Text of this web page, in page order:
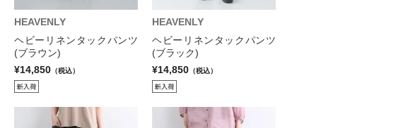
HEAVENLY
ヘビーリネンタックパンツ
(ブラウン)
¥14,850 （税込）
HEAVENLY
ヘビーリネンタックパンツ
(ブラック)
¥14,850 （税込）